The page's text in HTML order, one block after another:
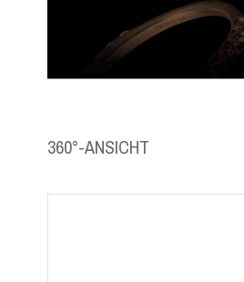
360°-ANSICHT